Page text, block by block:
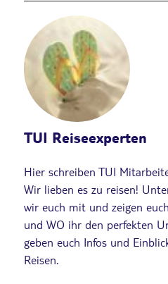
TUI Reiseexperten
Hier schreiben TUI
Wir lieben es zu reisen!
wir euch mit und zeigen
und WO ihr den perfekten
geben euch Infos und
Reisen.